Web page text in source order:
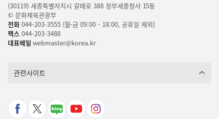
(30119) 세종특별자치시 갈매로 388 정부세종청사 15동
© 문화체육관광부
전화044-203-3555 (월-금 09:00 - 18:00, 공휴일 제외)
팩스 044-203-3488
대표메일 webmaster@korea.kr
관련사이트
페
X
네
유
인